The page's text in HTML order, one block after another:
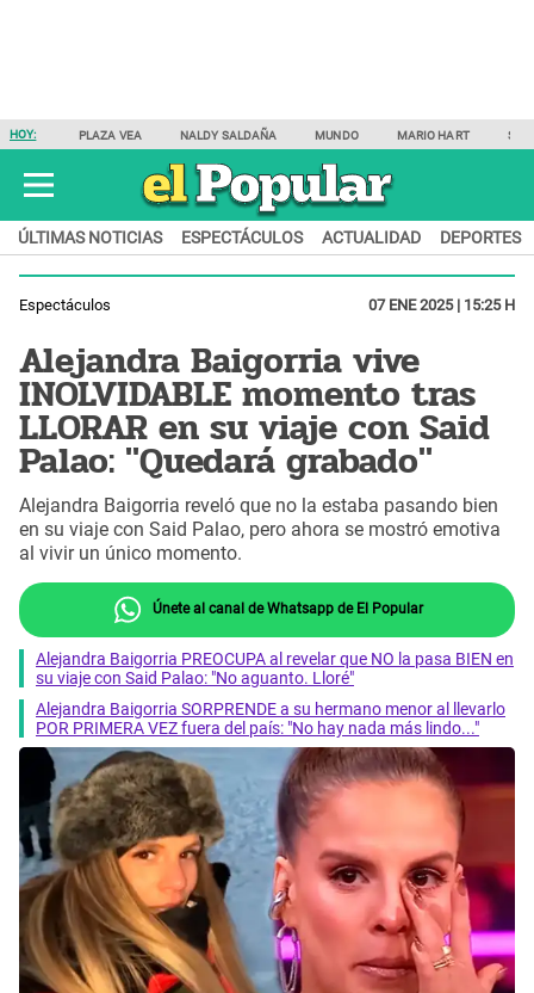
HOY: PLAZA VEA NALDY SALDAÑA MUNDO MARIO HART
ÚLTIMAS NOTICIAS ESPECTÁCULOS ACTUALIDAD DEPORTES
Espectáculos 07 ENE 2025 | 15:25 H
Alejandra Baigorria vive
INOLVIDABLE momento tras
LLORAR en su viaje con Said
Palao: "Quedará grabado"
Alejandra Baigorria reveló que no la estaba pasando bien
en su viaje con Said Palao, pero ahora se mostró emotiva
al vivir un único momento.
Únete al canal de Whatsapp de El Popular
Alejandra Baigorria PREOCUPA al revelar que NO la pasa BIEN en
su viaje con Said Palao: "No aguanto. Lloré"
Alejandra Baigorria SORPRENDE a su hermano menor al llevarlo
POR PRIMERA VEZ fuera del país: "No hay nada más lindo..."